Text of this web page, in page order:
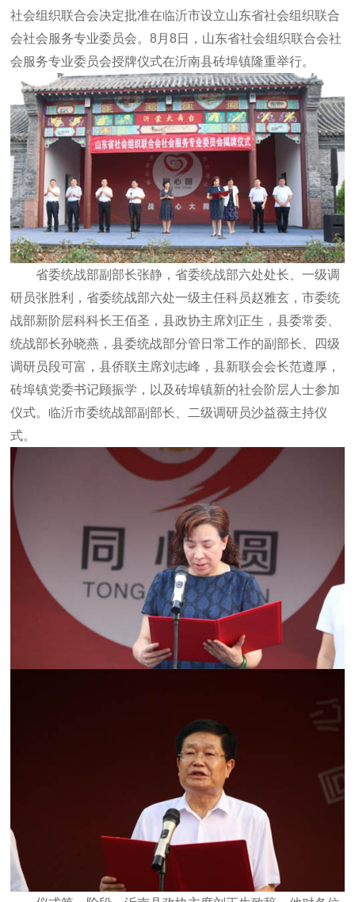
社会组织联合会决定批准在临沂市设立山东省社会组织联合
会社会服务专业委员会。8月8日，山东省社会组织联合会社
会服务专业委员会授牌仪式在沂南县砖埠镇隆重举行。
省委统战部副部长张静，省委统战部六处处长、一级调
研员张胜利，省委统战部六处一级主任科员赵雅玄，市委统
战部新阶层科科长王佰圣，县政协主席刘正生，县委常委、
统战部长孙晓燕，县委统战部分管日常工作的副部长、四级
调研员段可富，县侨联主席刘志峰，县新联会会长范遵厚，
砖埠镇党委书记顾振学，以及砖埠镇新的社会阶层人士参加
仪式。临沂市委统战部副部长、二级调研员沙益薇主持仪
式。